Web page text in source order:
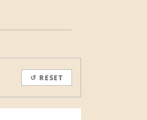
↺ RESET